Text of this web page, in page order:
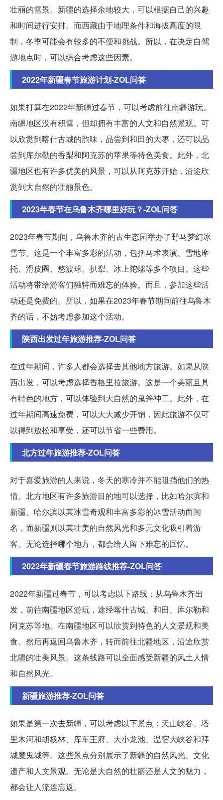
壮丽的雪景。新疆的选择余地较大，可以根据自己的兴趣
和时间进行安排。而西藏由于地理条件和海拔高度的限
制，冬季可能会有较多的不便和挑战。所以，在决定自驾
游地点时，可以综合考虑这些因素。
2022年新疆春节旅游计划-ZOL问答
如果打算在2022年新疆过春节，可以考虑前往南疆游玩。
南疆地区没有积雪，但却拥有丰富的人文和自然景观。可
以欣赏到喀什古城的韵味，品尝到和田的大枣，还可以品
尝到库尔勒的香梨和阿克苏的苹果等特色美食。此外，北
疆地区也有许多优美的风景，可以从阿克苏开始，沿途欣
赏到大自然的壮丽景色。
2023年春节在乌鲁木齐哪里好玩？-ZOL问答
2023年春节期间，乌鲁木齐的古生态园举办了野马梦幻冰
雪节。这是一个丰富多彩的活动，包括马术表演、雪地摩
托、滑皮圈、悠波球、扒犁、冰上陀螺等多个项目。这些
活动将带给游客们独特而难忘的体验。而且，参加这些活
动还是免费的。所以，如果在2023年春节期间前往乌鲁木
齐的话，不妨考虑参加这个活动。
陕西出发过年旅游推荐-ZOL问答
在过年期间，许多人都会选择去其他地方旅游。如果从陕
西出发，可以考虑选择香格里拉旅游。这是一个美丽且具
有特色的地方，可以体验到大自然的鬼斧神工。此外，在
过年期间高速免费，可以大大减少开销，因此旅游不仅可
以得到放松和享受，还可以节省一些费用。
北方过年旅游推荐-ZOL问答
对于喜爱旅游的人来说，冬天的寒冷并不能阻挡他们的热
情。北方地区有许多旅游目的地可以选择，比如哈尔滨和
新疆。哈尔滨以其冰雪奇观和丰富多彩的冰雪活动而闻
名，而新疆则以其壮美的自然风光和多元文化吸引着游
客。无论选择哪个地方，都会给人留下难忘的回忆。
2022年新疆春节旅游路线推荐-ZOL问答
2022年新疆过春节，可以考虑以下路线：从乌鲁木齐出
发，前往南疆地区游玩，途经喀什古城、和田、库尔勒和
阿克苏等地。在南疆地区可以欣赏到特色的人文景观和美
食。然后再返回乌鲁木齐，转而前往北疆地区，沿途欣赏
北疆的壮美风景。这条线路可以全面感受新疆的风土人情
和自然风光。
新疆旅游推荐-ZOL问答
如果是第一次去新疆，可以考虑以下景点：天山峡谷、塔
里木河和胡杨林、库车王府、大小龙池、温宿大峡谷和拜
城魔鬼城等。这些景点分别展示了新疆的自然风光、文化
遗产和人文景观。无论是大自然的壮丽还是人文的魅力，
都会让人流连忘返。